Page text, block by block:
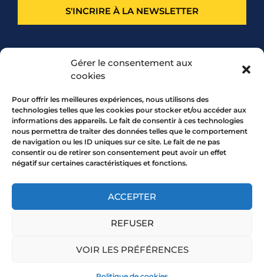
Gérer le consentement aux
cookies
Pour offrir les meilleures expériences, nous utilisons des
technologies telles que les cookies pour stocker et/ou accéder aux
informations des appareils. Le fait de consentir à ces technologies
nous permettra de traiter des données telles que le comportement
de navigation ou les ID uniques sur ce site. Le fait de ne pas
consentir ou de retirer son consentement peut avoir un effet
négatif sur certaines caractéristiques et fonctions.
ACCEPTER
REFUSER
VOIR LES PRÉFÉRENCES
S'INCRIRE À LA NEWSLETTER